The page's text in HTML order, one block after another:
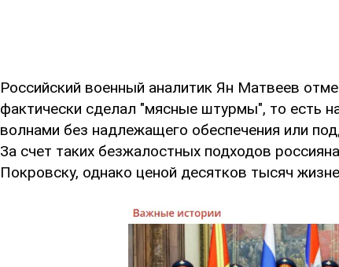
Российский военный аналитик Ян Матвеев
фактически сделал "мясные штурмы", то есть
волнами без надлежащего обеспечения или
За счет таких безжалостных подходов
Покровску, однако ценой десятков тысяч